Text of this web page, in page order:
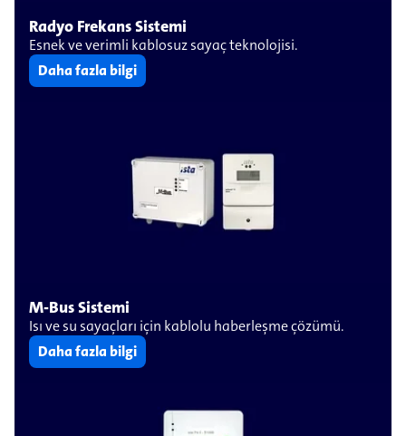
Radyo Frekans Sistemi
Esnek ve verimli kablosuz sayaç teknolojisi.
Daha fazla bilgi
M-Bus Sistemi
Isı ve su sayaçları için kablolu haberleşme çözümü.
Daha fazla bilgi